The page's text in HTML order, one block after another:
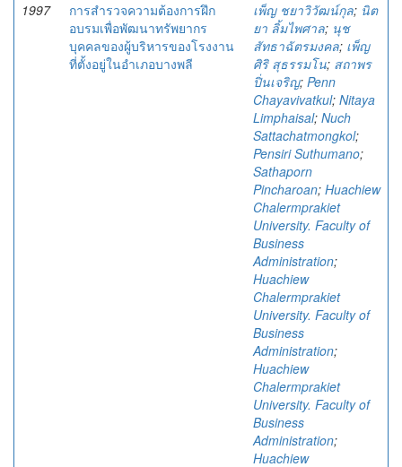
1997
การสำรวจความต้องการฝึก
อบรมเพื่อพัฒนาทรัพยากร
บุคคลของผู้บริหารของโรงงาน
ที่ตั้งอยู่ในอำเภอบางพลี
เพ็ญ ชยาวิวัฒน์กุล; นิต
ยา ลิ้มไพศาล; นุช
สัทธาฉัตรมงคล; เพ็ญ
ศิริ สุธรรมโน; สถาพร
ปิ่นเจริญ; Penn
Chayavivatkul; Nitaya
Limphaisal; Nuch
Sattachatmongkol;
Pensiri Suthumano;
Sathaporn
Pincharoan; Huachiew
Chalermprakiet
University. Faculty of
Business
Administration;
Huachiew
Chalermprakiet
University. Faculty of
Business
Administration;
Huachiew
Chalermprakiet
University. Faculty of
Business
Administration;
Huachiew